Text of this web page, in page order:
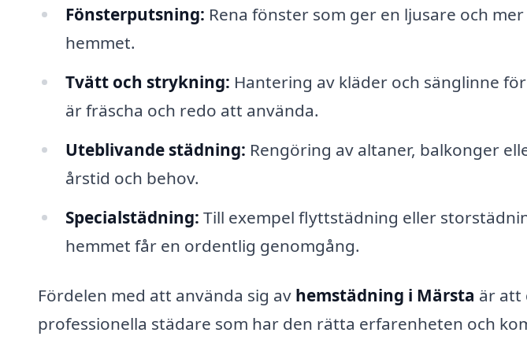
Fönsterputsning: Rena fönster som ger en ljusare och
hemmet.
Tvätt och strykning: Hantering av kläder och sänglinne
är fräscha och redo att använda.
Uteblivande städning: Rengöring av altaner, balkonger
årstid och behov.
Specialstädning: Till exempel flyttstädning eller
hemmet får en ordentlig genomgång.
Fördelen med att använda sig av hemstädning i Märsta är att
professionella städare som har den rätta erfarenheten och